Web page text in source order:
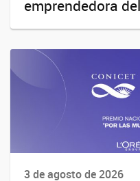
emprendedora
3 de agosto de 2026